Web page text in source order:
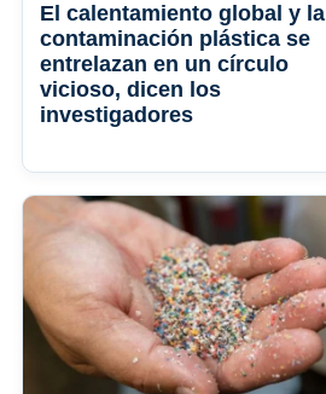
El calentamiento global y la
contaminación plástica se
entrelazan en un círculo
vicioso, dicen los
investigadores